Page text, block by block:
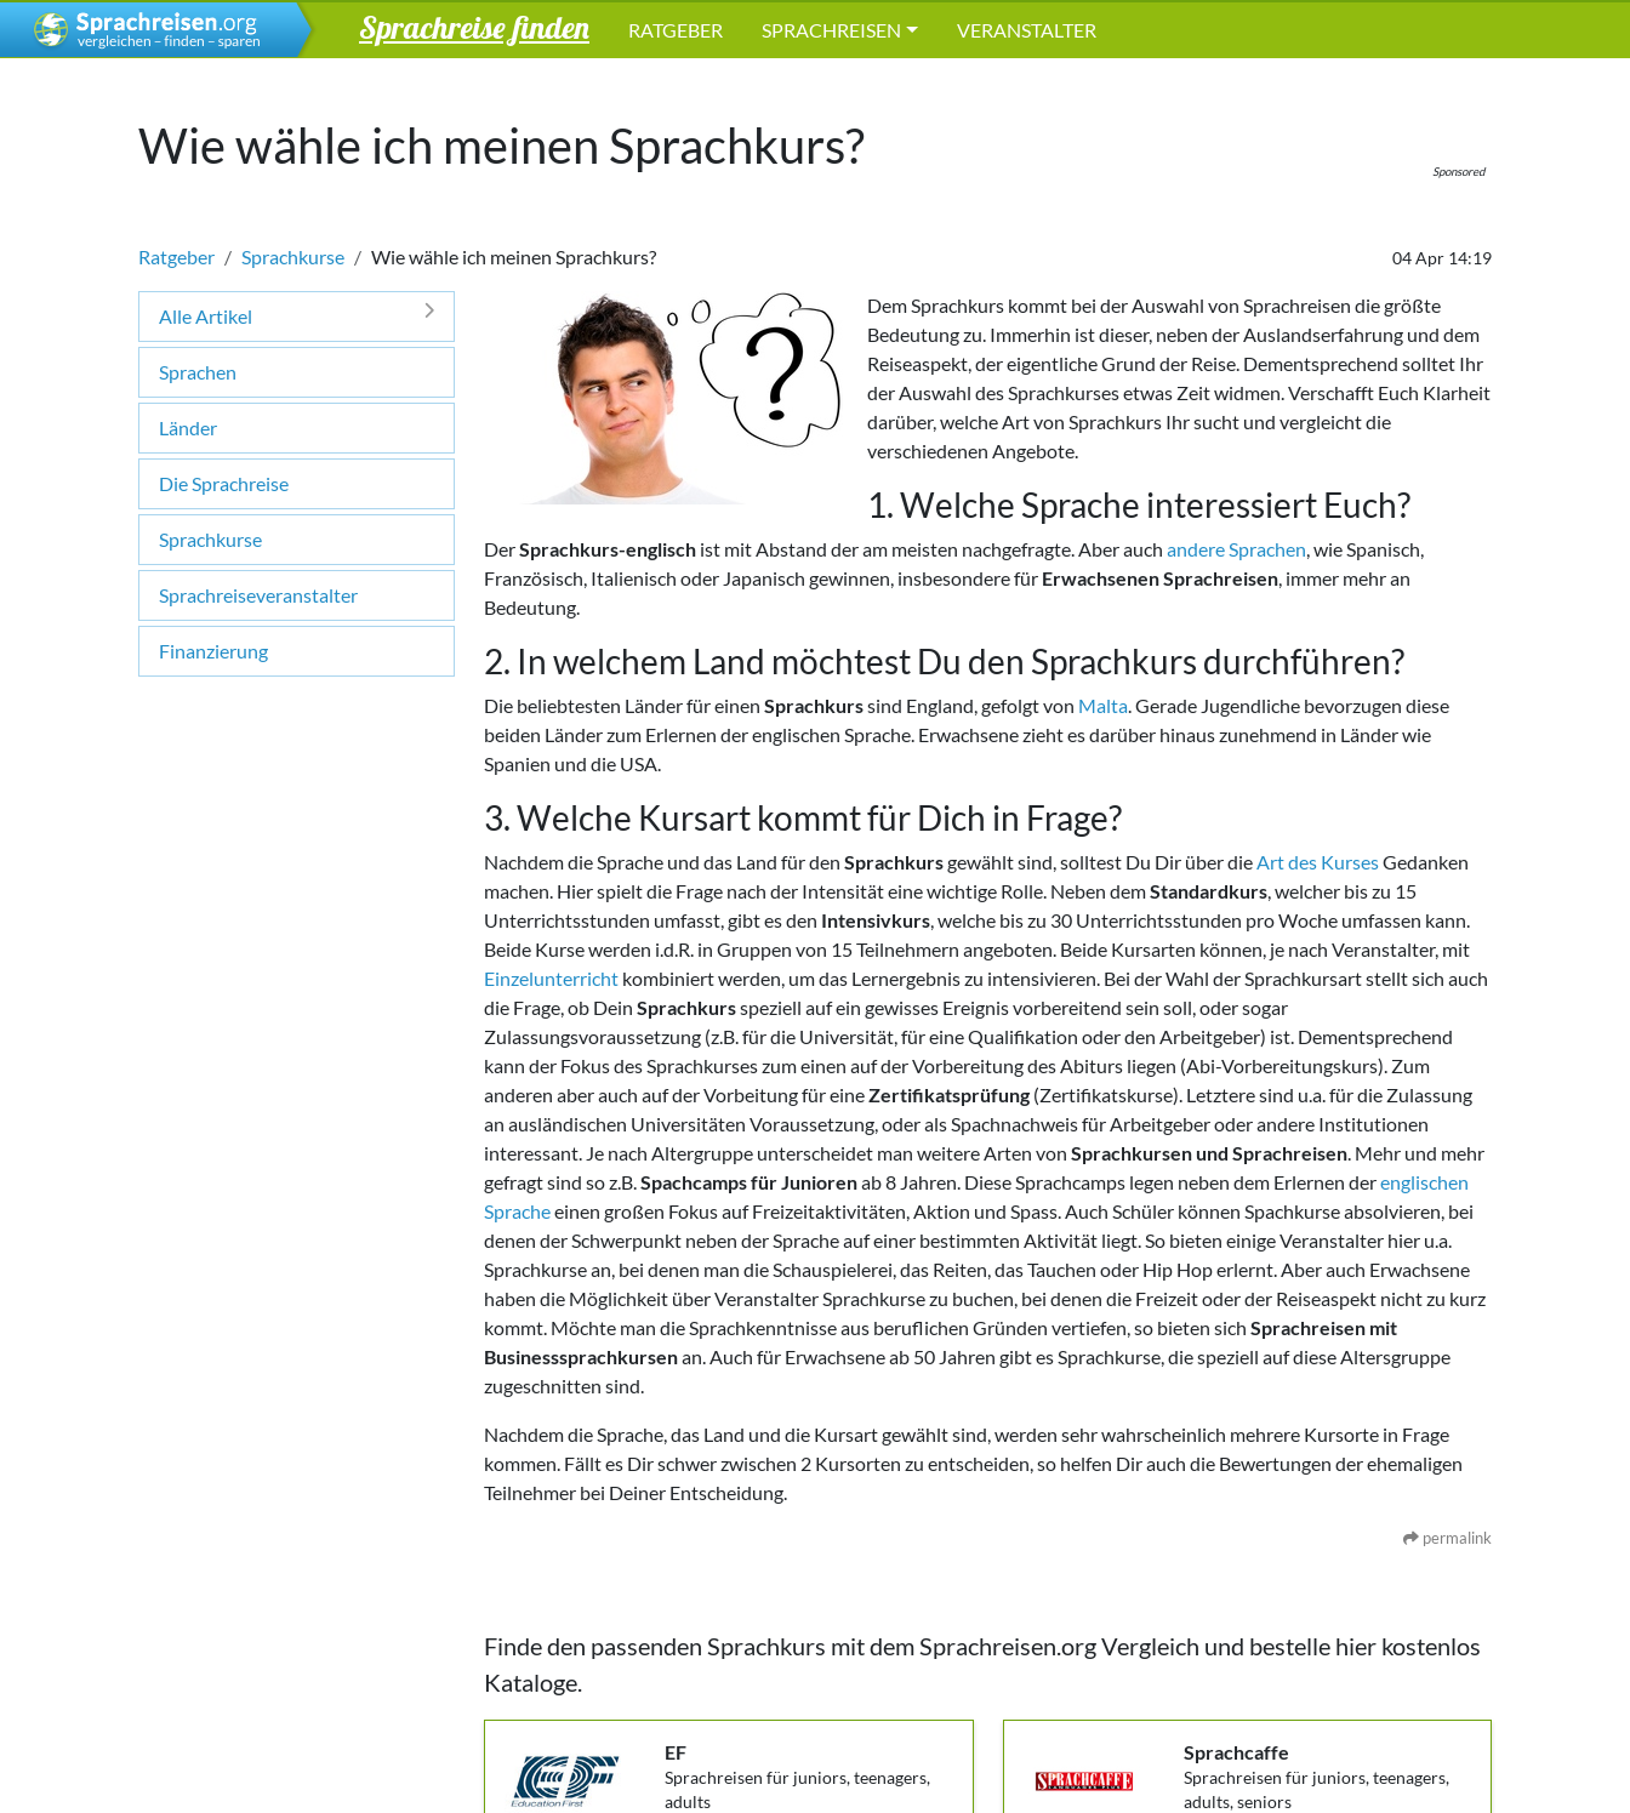
Sprachreise finden RATGEBER SPRACHREISEN VERANSTALTER
Wie wähle ich meinen Sprachkurs? Sponsored
04 Apr 14:19
Ratgeber Sprachkurse Wie wähle ich meinen Sprachkurs?
Alle Artikel
Sprachen
Länder
Die Sprachreise
Sprachkurse
Sprachreiseveranstalter
Finanzierung
Dem Sprachkurs kommt bei der Auswahl von Sprachreisen die größte
Bedeutung zu. Immerhin ist dieser, neben der Auslandserfahrung und dem
Reiseaspekt, der eigentliche Grund der Reise. Dementsprechend solltet Ihr
der Auswahl des Sprachkurses etwas Zeit widmen. Verschafft Euch Klarheit
darüber, welche Art von Sprachkurs Ihr sucht und vergleicht die
verschiedenen Angebote.
1. Welche Sprache interessiert Euch?
DerSprachkurs-englisch ist mit Abstand der am meisten nachgefragte. Aber auch andere Sprachen, wie Spanisch,
Französisch, Italienisch oder Japanisch gewinnen, insbesondere für Erwachsenen Sprachreisen, immer mehr an
Bedeutung.
2. In welchem Land möchtest Du den Sprachkurs durchführen?
Die beliebtesten Länder für einen Sprachkurssind England, gefolgt von Malta. Gerade Jugendliche bevorzugen diese
beiden Länder zum Erlernen der englischen Sprache. Erwachsene zieht es darüber hinaus zunehmend in Länder wie
Spanien und die USA.
3. Welche Kursart kommt für Dich in Frage?
Nachdem die Sprache und das Land für den Sprachkursgewählt sind, solltest Du Dir über dieArt des KursesGedanken
machen. Hier spielt die Frage nach der Intensität eine wichtige Rolle. Neben demStandardkurs, welcher bis zu 15
Unterrichtsstunden umfasst, gibt es den Intensivkurs, welche bis zu 30 Unterrichtsstunden pro Woche umfassen kann.
Beide Kurse werden i.d.R. in Gruppen von 15 Teilnehmern angeboten. Beide Kursarten können, je nach Veranstalter, mit
Einzelunterricht kombiniert werden, um das Lernergebnis zu intensivieren. Bei der Wahl der Sprachkursart stellt sich auch
die Frage, ob Dein Sprachkursspeziell auf ein gewisses Ereignis vorbereitend sein soll, oder sogar
Zulassungsvoraussetzung (z.B. für die Universität, für eine Qualifikation oder den Arbeitgeber) ist. Dementsprechend
kann der Fokus des Sprachkurses zum einen auf der Vorbereitung des Abiturs liegen (Abi-Vorbereitungskurs). Zum
anderen aber auch auf der Vorbeitung für eineZertifikatsprüfung (Zertifikatskurse). Letztere sind u.a. für die Zulassung
an ausländischen Universitäten Voraussetzung, oder als Spachnachweis für Arbeitgeber oder andere Institutionen
interessant. Je nach Altergruppe unterscheidet man weitere Arten von Sprachkursen und Sprachreisen. Mehr und mehr
gefragt sind so z.B.Spachcamps für Juniorenab 8 Jahren. Diese Sprachcamps legen neben dem Erlernen derenglischen
Spracheeinen großen Fokus auf Freizeitaktivitäten, Aktion und Spass. Auch Schüler können Spachkurse absolvieren, bei
denen der Schwerpunkt neben der Sprache auf einer bestimmten Aktivität liegt. So bieten einige Veranstalter hier u.a.
Sprachkurse an, bei denen man die Schauspielerei, das Reiten, das Tauchen oder Hip Hop erlernt. Aber auch Erwachsene
haben die Möglichkeit über Veranstalter Sprachkurse zu buchen, bei denen die Freizeit oder der Reiseaspekt nicht zu kurz
kommt. Möchte man die Sprachkenntnisse aus beruflichen Gründen vertiefen, so bieten sich Sprachreisen mit
Businesssprachkursenan. Auch für Erwachsene ab 50 Jahren gibt es Sprachkurse, die speziell auf diese Altersgruppe
zugeschnitten sind.
Nachdem die Sprache, das Land und die Kursart gewählt sind, werden sehr wahrscheinlich mehrere Kursorte in Frage
kommen. Fällt es Dir schwer zwischen 2 Kursorten zu entscheiden, so helfen Dir auch die Bewertungen der ehemaligen
Teilnehmer bei Deiner Entscheidung.
permalink
Finde den passenden Sprachkurs mit dem Sprachreisen.org Vergleich und bestelle hier kostenlos
Kataloge.
EF
Sprachreisen für juniors, teenagers,
adults
Sprachcaffe
Sprachreisen für juniors, teenagers,
adults, seniors